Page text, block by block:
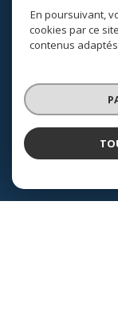
En poursuivant,
cookies par ce
contenus